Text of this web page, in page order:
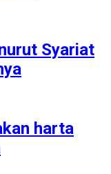
Syariat
harta